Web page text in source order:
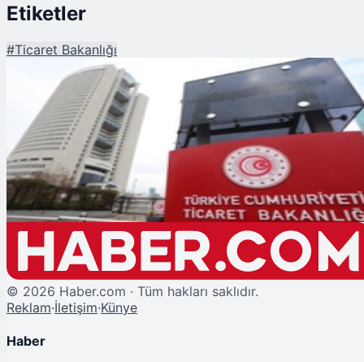
Etiketler
#Ticaret Bakanlığı
Şu An Okunan
Esnaf ve Sanatkarlara 803 Milyar Liralık Finansman Desteği
© 2026 Haber.com · Tüm hakları saklıdır.
Reklam·İletişim·Künye
Haber